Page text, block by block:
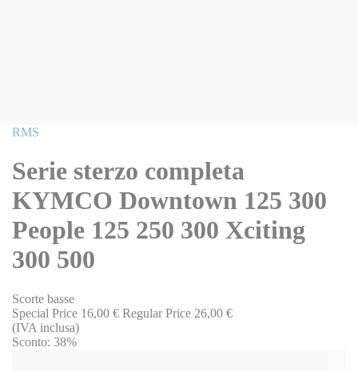
Vai
della
galleria
immagini
RMS
Serie sterzo completa
KYMCO Downtown 125 300
People 125 250 300 Xciting
300 500
Scorte basse
Special Price 16,00 € Regular Price 26,00 €
(IVA inclusa)
Sconto: 38%